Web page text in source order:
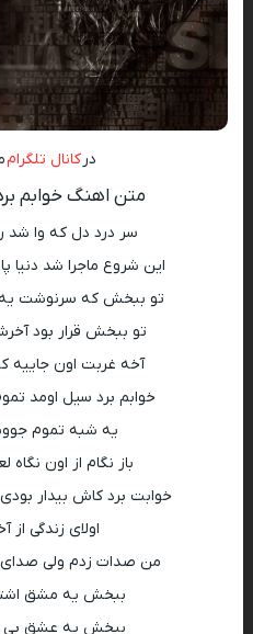
در کانال تلگرام
متن اهنگ خوابم
سر درد دل که وا شد
این شروع ماجرا شد دنیا
تو ببخش که سرنوشت یه
تو ببخش قرار بود
آخه غربت اون
خوابم برد سیل اومد
یه شبه تموم
باز نگام از اون
خوابت برد کاش بیدار
اولای زندگی
من صدات زدم ولی صدای
ببخش یه مشق
ببخش یه عشق بی